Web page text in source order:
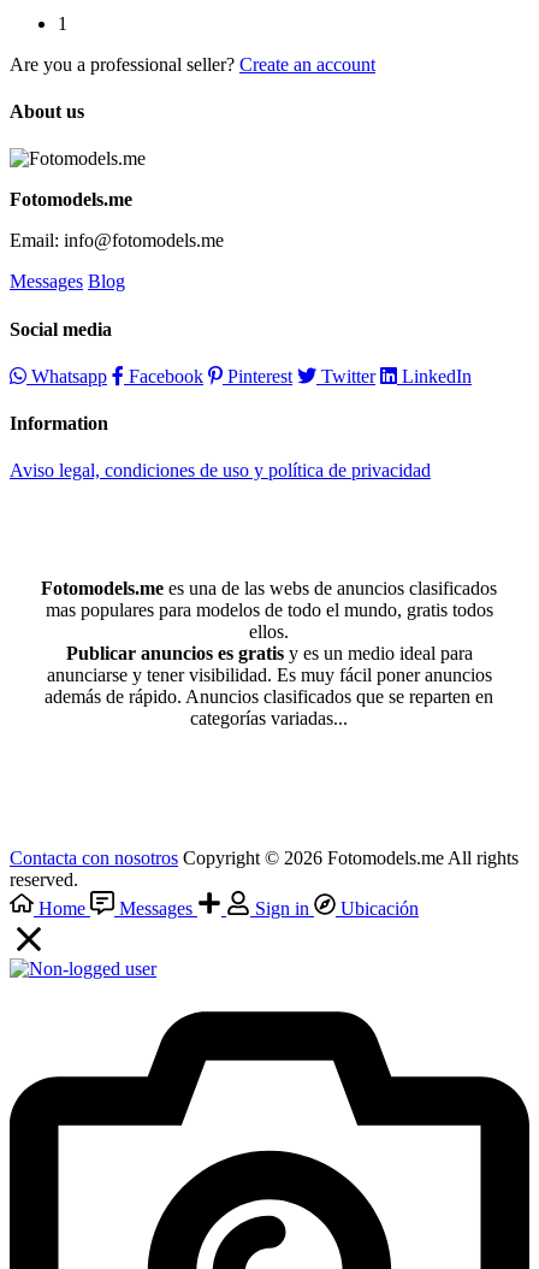
1
Are you a professional seller? Create an account
About us
Fotomodels.me
Email: info@fotomodels.me
Messages Blog
Social media
Whatsapp Facebook Pinterest Twitter LinkedIn
Information
Aviso legal, condiciones de uso y política de privacidad
Fotomodels.me es una de las webs de anuncios clasificados
mas populares para modelos de todo el mundo, gratis todos
ellos.
Publicar anuncios es gratisy es un medio ideal para
anunciarse y tener visibilidad. Es muy fácil poner anuncios
además de rápido. Anuncios clasificados que se reparten en
categorías variadas...
Contacta con nosotros Copyright © 2026 Fotomodels.me All rights
reserved.
Home
Messages Sign in Ubicación